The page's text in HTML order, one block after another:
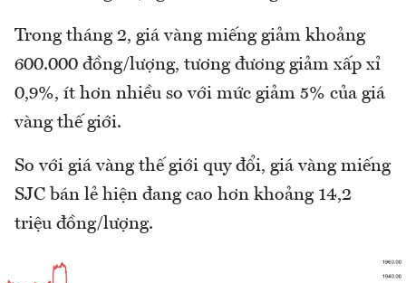
Trong tháng 2, giá vàng miếng giảm khoảng
600.000 đồng/lượng, tương đương giảm xấp xỉ
0,9%, ít hơn nhiều so với mức giảm 5% của giá
vàng thế giới.
So với giá vàng thế giới quy đổi, giá vàng miếng
SJC bán lẻ hiện đang cao hơn khoảng 14,2
triệu đồng/lượng.